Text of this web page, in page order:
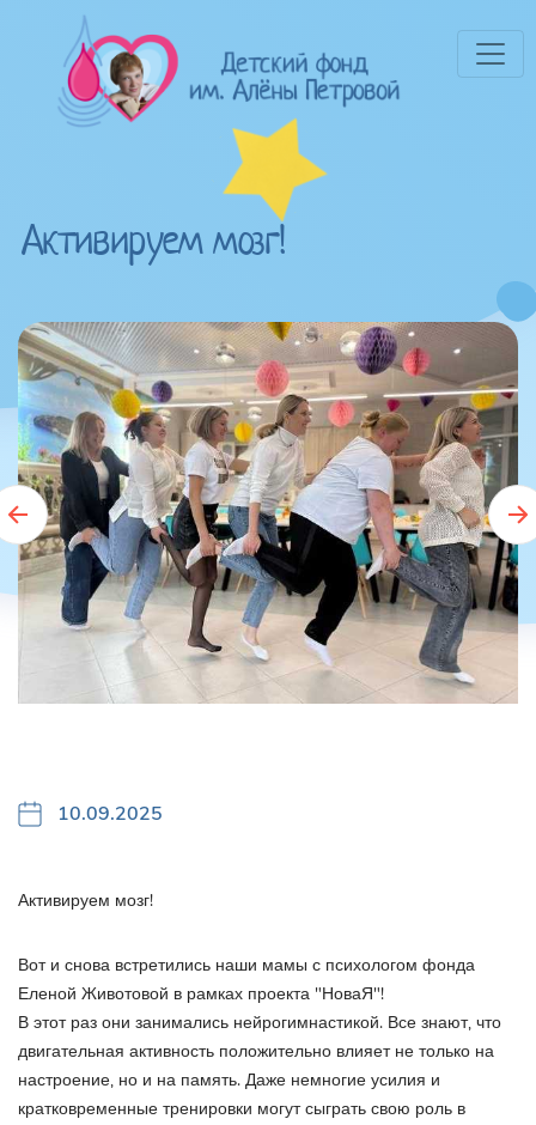
Активируем мозг!
10.09.2025
Активируем мозг!
Вот и снова встретились наши мамы с психологом фонда
Еленой Животовой в рамках проекта "НоваЯ"!
В этот раз они занимались нейрогимнастикой. Все знают, что
двигательная активность положительно влияет не только на
настроение, но и на память. Даже немногие усилия и
кратковременные тренировки могут сыграть свою роль в